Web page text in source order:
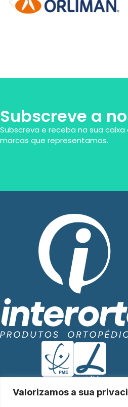
Valorizamos a sua
Subscreve a
Subscreva e receba na sua
marcas que representamos.